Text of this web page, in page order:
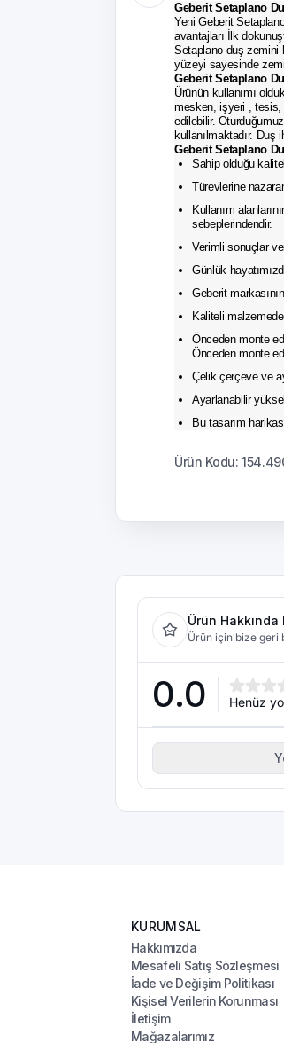
Geberit Setaplano
Yeni Geberit
avantajları İlk
Setaplano duş zemini
yüzeyi sayesinde
Geberit Setaplano
Ürünün kullanımı
mesken, işyeri , tesis,
edilebilir.
kullanılmaktadır. Duş
Geberit Setaplano
Sahip olduğu
Türevlerine
Kullanım
sebeplerindendir.
Verimli sonuçlar
Günlük
Geberit
Kaliteli
Önceden monte
Önceden monte
Çelik çerçeve ve
Ayarlanabilir
Bu tasarım
Ürün Kodu:
Ürün
Ürün için bize geri
0.0 Henüz
KURUMSAL
Hakkımızda
Mesafeli Satış Sözleşmesi
İade ve Değişim Politikası
Kişisel Verilerin Korunması
İletişim
Mağazalarımız